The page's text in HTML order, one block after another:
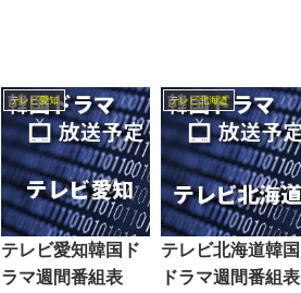
テレビ愛知
テレビ愛知韓国ド
ラマ週間番組表
テレビ北海道
テレビ北海道韓国
ドラマ週間番組表